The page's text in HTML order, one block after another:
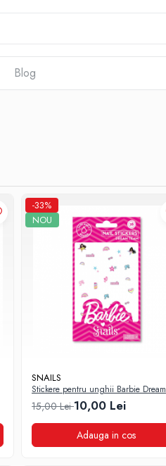
Blog
-33%
NOU
SNAILS
Stickere pentru unghii Barbie Dream
Team
15,00 Lei10,00 Lei
Adauga in cos